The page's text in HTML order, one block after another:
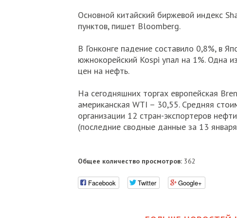
Основной китайский биржевой индекс
пунктов, пишет Bloomberg.
В Гонконге падение составило 0,8%, в
южнокорейский Kospi упал на 1%. Одна
цен на нефть.
На сегодняшних торгах европейская
американская WTI – 30,55. Средняя
организации 12 стран-экспортеров
(последние сводные данные за 13
Общее количество просмотров:362
Facebook Twitter Google+